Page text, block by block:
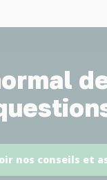
nos conseils et